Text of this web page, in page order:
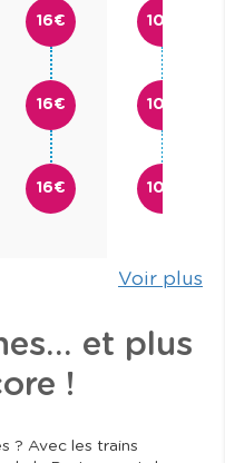
16€
16€
16€
10€
10€
10€
Voir plus
et plus
!
? Avec les trains